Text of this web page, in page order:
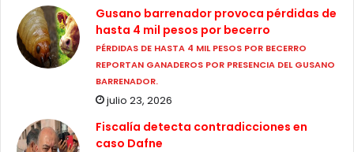
Gusano barrenador provoca pérdidas de
hasta 4 mil pesos por becerro
PÉRDIDAS DE HASTA 4 MIL PESOS POR BECERRO
REPORTAN GANADEROS POR PRESENCIA DEL GUSANO
BARRENADOR.
julio 23, 2026
Fiscalía detecta contradicciones en
caso Dafne